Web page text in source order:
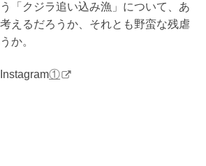
「クジラ追い込み漁」について、あ
えるだろうか、それとも野蛮な残虐
か。
Instagram①